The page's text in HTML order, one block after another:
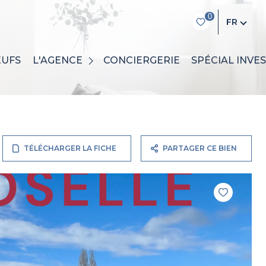
0
FR
L'AGENCE
QUI SOMMES-NOUS ?CONCIERGERIE SPÉCIAL
TÉLÉCHARGER LA FICHE PARTAGER CE BIEN